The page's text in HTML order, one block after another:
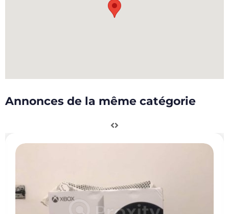
Annonces de la même catégorie